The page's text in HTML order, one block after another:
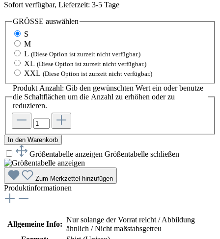
Sofort verfügbar, Lieferzeit: 3-5 Tage
GRÖSSE auswählen
S
M
L (Diese Option ist zurzeit nicht verfügbar.)
XL (Diese Option ist zurzeit nicht verfügbar.)
XXL (Diese Option ist zurzeit nicht verfügbar.)
Produkt Anzahl: Gib den gewünschten Wert ein oder benutze
die Schaltflächen um die Anzahl zu erhöhen oder zu
reduzieren.
In den Warenkorb
Größentabelle anzeigen Größentabelle schließen
Zum Merkzettel hinzufügen
Produktinformationen
Allgemeine Info:
Nur solange der Vorrat reicht / Abbildung
ähnlich / Nicht maßstabsgetreu